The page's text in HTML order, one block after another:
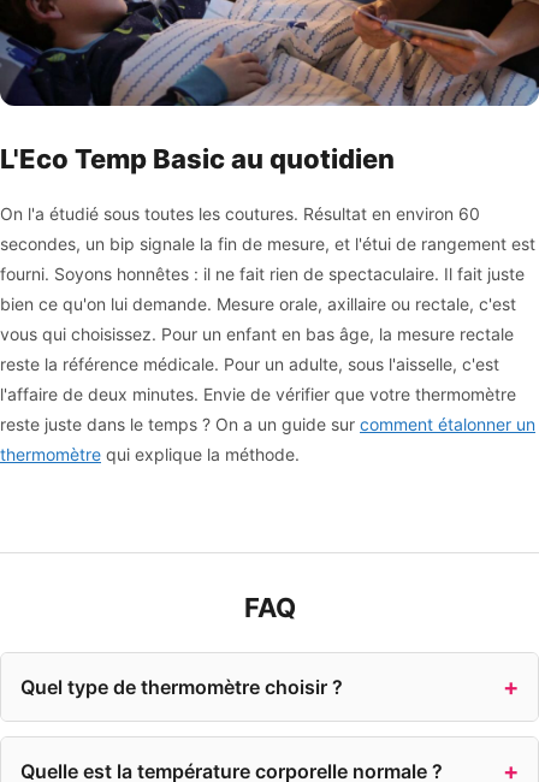
L'Eco Temp Basic au quotidien
On l'a étudié sous toutes les coutures. Résultat en environ 60
secondes, un bip signale la fin de mesure, et l'étui de rangement est
fourni. Soyons honnêtes : il ne fait rien de spectaculaire. Il fait juste
bien ce qu'on lui demande. Mesure orale, axillaire ou rectale, c'est
vous qui choisissez. Pour un enfant en bas âge, la mesure rectale
reste la référence médicale. Pour un adulte, sous l'aisselle, c'est
l'affaire de deux minutes. Envie de vérifier que votre thermomètre
reste juste dans le temps ? On a un guide sur comment étalonner un
thermomètre qui explique la méthode.
FAQ
Quel type de thermomètre choisir ?
Quelle est la température corporelle normale ?